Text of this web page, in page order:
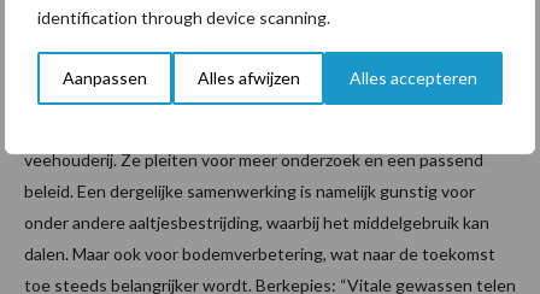
identification through device scanning.
Aanpassen Alles afwijzen Alles accepteren
Nog veel kansen
veehouderij. Ze pleiten voor meer onderzoek en een passend
beleid. Een dergelijke samenwerking is namelijk gunstig voor
onder andere aaltjesbestrijding, waarbij het middelgebruik kan
dalen. Maar ook voor bodemverbetering, wat naar de toekomst
toe steeds belangrijker wordt. Berkepies: “Vitale gewassen telen